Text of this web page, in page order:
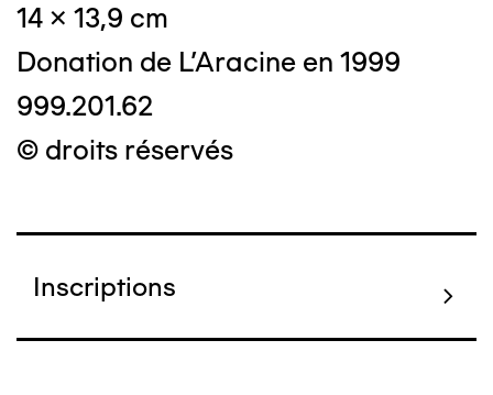
14 x 13,9 cm
Donation de L'Aracine en 1999
999.201.62
© droits réservés
Inscriptions